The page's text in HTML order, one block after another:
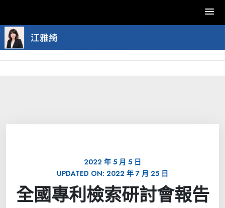
Skip
to
content
2022 年 5 月 5 日
UPDATED ON: 2022 年 7 月 25 日
全國專利檢索研討會報告